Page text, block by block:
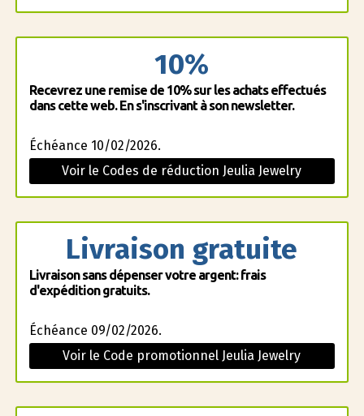
10%
Recevrez une remise de 10% sur les achats effectués
dans cette web. En s'inscrivant à son newsletter.
Échéance 10/02/2026.
Voir le Codes de réduction Jeulia Jewelry
Livraison gratuite
Livraison sans dépenser votre argent: frais
d'expédition gratuits.
Échéance 09/02/2026.
Voir le Code promotionnel Jeulia Jewelry